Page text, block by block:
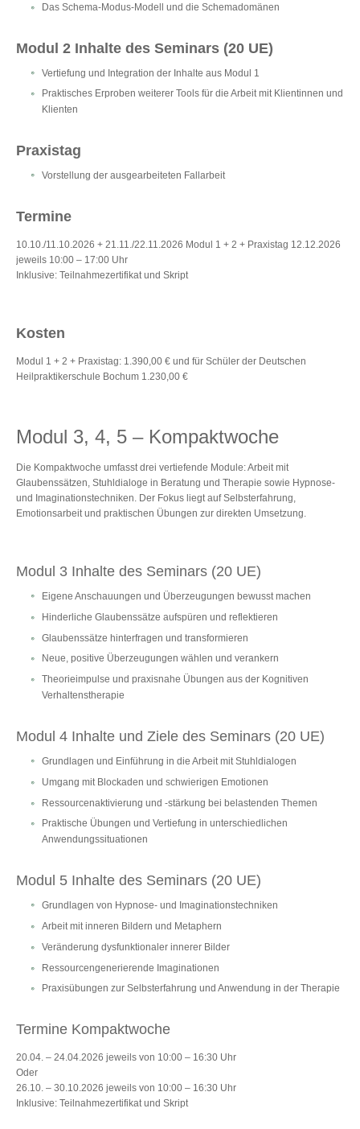
Das Schema-Modus-Modell und die Schemadomänen
Modul 2 Inhalte des Seminars (20 UE)
Vertiefung und Integration der Inhalte aus Modul 1
Praktisches Erproben weiterer Tools für die Arbeit mit Klientinnen und
Klienten
Praxistag
Vorstellung der ausgearbeiteten Fallarbeit
Termine
10.10./11.10.2026 + 21.11./22.11.2026 Modul 1 + 2 + Praxistag 12.12.2026
jeweils 10:00 – 17:00 Uhr
Inklusive: Teilnahmezertifikat und Skript
Kosten
Modul 1 + 2 + Praxistag: 1.390,00 € und für Schüler der Deutschen
Heilpraktikerschule Bochum 1.230,00 €
Modul 3, 4, 5 – Kompaktwoche
Die Kompaktwoche umfasst drei vertiefende Module: Arbeit mit
Glaubenssätzen, Stuhldialoge in Beratung und Therapie sowie Hypnose-
und Imaginationstechniken. Der Fokus liegt auf Selbsterfahrung,
Emotionsarbeit und praktischen Übungen zur direkten Umsetzung.
Modul 3 Inhalte des Seminars (20 UE)
Eigene Anschauungen und Überzeugungen bewusst machen
Hinderliche Glaubenssätze aufspüren und reflektieren
Glaubenssätze hinterfragen und transformieren
Neue, positive Überzeugungen wählen und verankern
Theorieimpulse und praxisnahe Übungen aus der Kognitiven
Verhaltenstherapie
Modul 4 Inhalte und Ziele des Seminars (20 UE)
Grundlagen und Einführung in die Arbeit mit Stuhldialogen
Umgang mit Blockaden und schwierigen Emotionen
Ressourcenaktivierung und -stärkung bei belastenden Themen
Praktische Übungen und Vertiefung in unterschiedlichen
Anwendungssituationen
Modul 5 Inhalte des Seminars (20 UE)
Grundlagen von Hypnose- und Imaginationstechniken
Arbeit mit inneren Bildern und Metaphern
Veränderung dysfunktionaler innerer Bilder
Ressourcengenerierende Imaginationen
Praxisübungen zur Selbsterfahrung und Anwendung in der Therapie
Termine Kompaktwoche
20.04. – 24.04.2026 jeweils von 10:00 – 16:30 Uhr
Oder
26.10. – 30.10.2026 jeweils von 10:00 – 16:30 Uhr
Inklusive: Teilnahmezertifikat und Skript